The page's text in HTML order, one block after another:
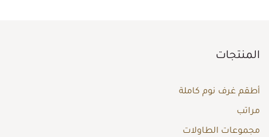
المنتجات
أطقم غرف نوم كاملة
مراتب
مجموعات الطاولات